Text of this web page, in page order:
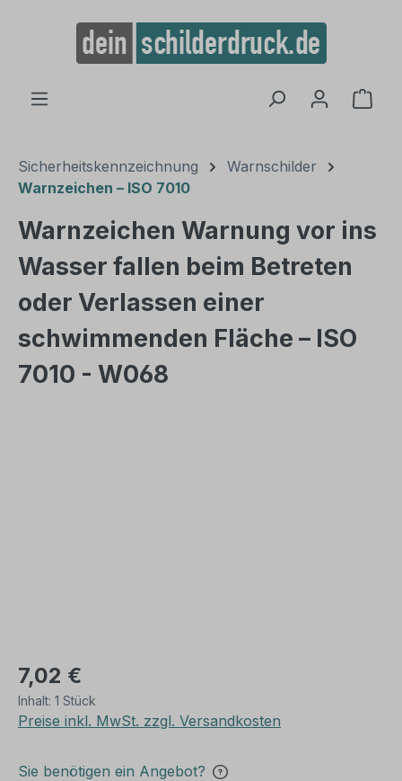
springen
Sicherheitskennzeichnung
Warnschilder
Warnzeichen – ISO 7010
Warnzeichen Warnung vor ins
Wasser fallen beim Betreten
oder Verlassen einer
schwimmenden Fläche – ISO
7010 - W068
7,02 €
Inhalt: 1 Stück
Preise inkl. MwSt. zzgl. Versandkosten
Sie benötigen ein Angebot?